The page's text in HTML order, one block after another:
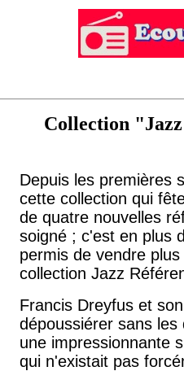
Collection
Depuis les premières
cette collection qui
de quatre nouvelles
soigné ; c'est en plus
permis de vendre
collection Jazz
Francis Dreyfus et
dépoussiérer sans
une impressionnante
qui n'existait pas